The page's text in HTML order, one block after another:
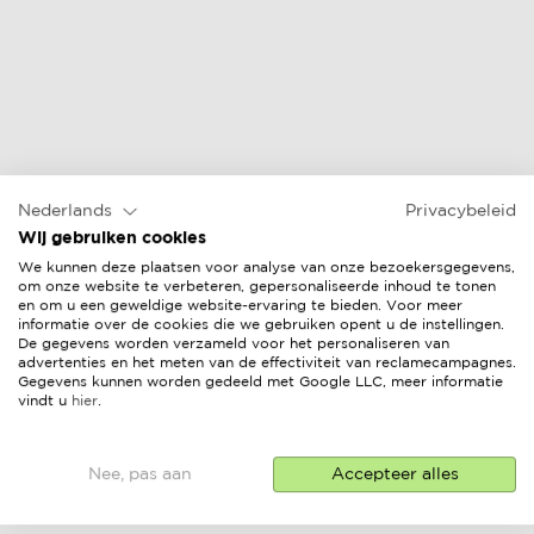
Nederlands
Privacybeleid
Wij gebruiken cookies
We kunnen deze plaatsen voor analyse van onze bezoekersgegevens,
om onze website te verbeteren, gepersonaliseerde inhoud te tonen
en om u een geweldige website-ervaring te bieden. Voor meer
informatie over de cookies die we gebruiken opent u de instellingen.
De gegevens worden verzameld voor het personaliseren van
advertenties en het meten van de effectiviteit van reclamecampagnes.
Gegevens kunnen worden gedeeld met Google LLC, meer informatie
vindt u hier.
Nee, pas aan Accepteer alles